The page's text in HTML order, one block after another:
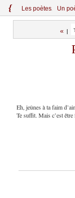
{ Les poètes Un
«|
Eh, jeûnes à ta faim
Te suffit. Mais c’est